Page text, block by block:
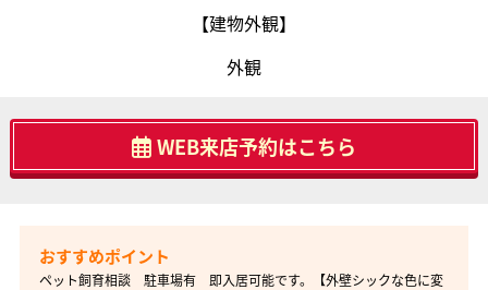
【建物外観】
外観
WEB来店予約はこちら
ペット飼育相談 駐車場有 即入居可能です。【外壁シックな色に変